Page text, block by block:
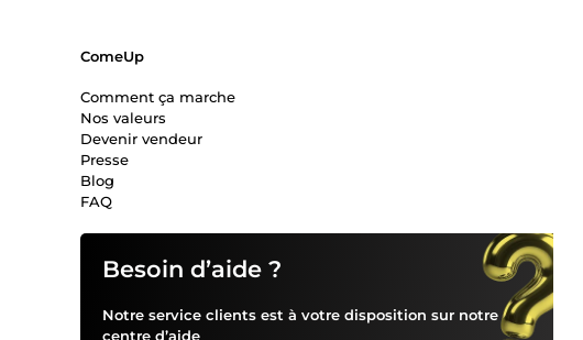
Besoin d’aide ?
Notre service clients est à votre disposition sur notre
centre d’aide
ComeUp
Comment ça marche
Nos valeurs
Devenir vendeur
Presse
Blog
FAQ